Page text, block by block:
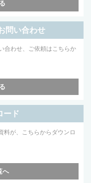
問い合わせ
合わせ、ご依頼はこちらか
ード
料が、こちらからダウンロ
へ